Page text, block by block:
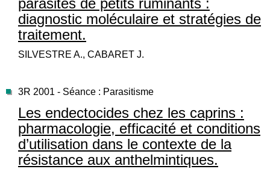
parasites de petits ruminants :
diagnostic moléculaire et stratégies de
traitement.
SILVESTRE A., CABARET J.
3R 2001 - Séance : Parasitisme
Les endectocides chez les caprins :
pharmacologie, efficacité et conditions
d’utilisation dans le contexte de la
résistance aux anthelmintiques.